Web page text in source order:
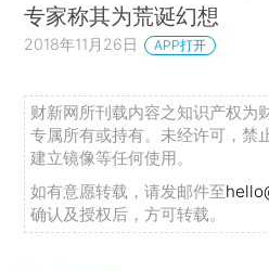
专家称其为荒诞幻想
2018年11月26日 APP打开
财新网所刊载内容之知识产权为
专属所有或持有。未经许可，禁
建立镜像等任何使用。
如有意愿转载，请发邮件至
确认及授权后，方可转载。